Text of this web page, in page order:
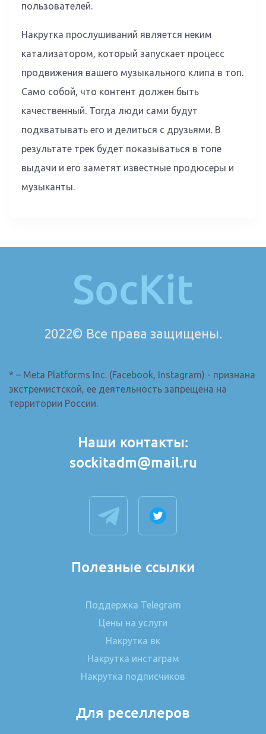
пользователей.
Накрутка прослушиваний является неким
катализатором, который запускает процесс
продвижения вашего музыкального клипа в топ.
Само собой, что контент должен быть
качественный. Тогда люди сами будут
подхватывать его и делиться с друзьями. В
результате трек будет показываться в топе
выдачи и его заметят известные продюсеры и
музыканты.
SocKit
2022© Все права защищены.
* – Meta Platforms Inc. (Facebook, Instagram) - признана
экстремистской, ее деятельность запрещена на
территории России.
Наши контакты:
sockitadm@mail.ru
Полезные ссылки
Поддержка Telegram
Цены на услуги
Накрутка вк
Накрутка инстаграм
Накрутка подписчиков
Для реселлеров